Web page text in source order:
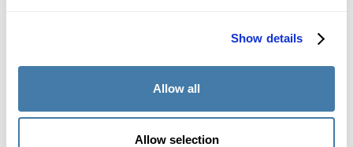
Show details
Allow all
Allow selection
Erfahren Sie, wie zufällige Bewertungen
Artikelbank kontrolle haben.
Erfahre mehr